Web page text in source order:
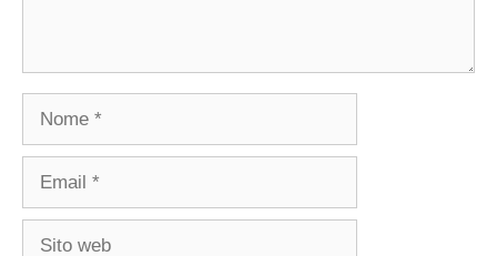
Nome
Email
Sito